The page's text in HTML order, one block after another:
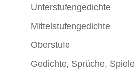
Unterstufengedichte
Mittelstufengedichte
Oberstufe
Gedichte, Sprüche, Spiele